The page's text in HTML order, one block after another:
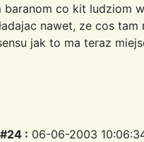
co kit ludziom
nawet, ze cos
jak to ma teraz
: 06-06-2003